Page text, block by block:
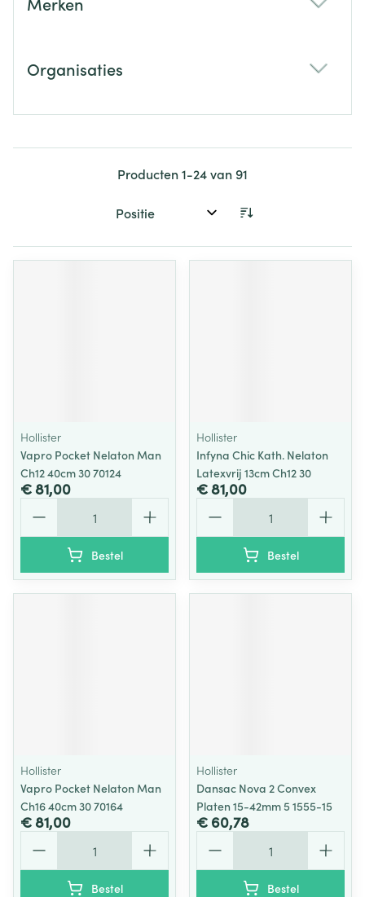
Organisaties
Producten1-24van91
Sorteer op:
Hollister
Vapro Pocket Nelaton Man
Ch12 40cm 30 70124
€ 81,00
Bestel
Hollister
Infyna Chic Kath. Nelaton
Latexvrij 13cm Ch12 30
€ 81,00
Bestel
Hollister
Vapro Pocket Nelaton Man
Ch16 40cm 30 70164
€ 81,00
Bestel
Hollister
Dansac Nova 2 Convex
Platen 15-42mm 5 1555-15
€ 60,78
Bestel